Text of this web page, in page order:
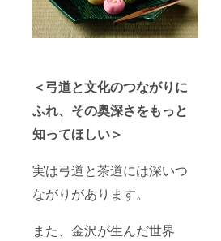
＜弓道と文化のつながりに
ふれ、その奥深さをもっと
知ってほしい＞
実は弓道と茶道には深いつ
ながりがあります。
また、金沢が生んだ世界